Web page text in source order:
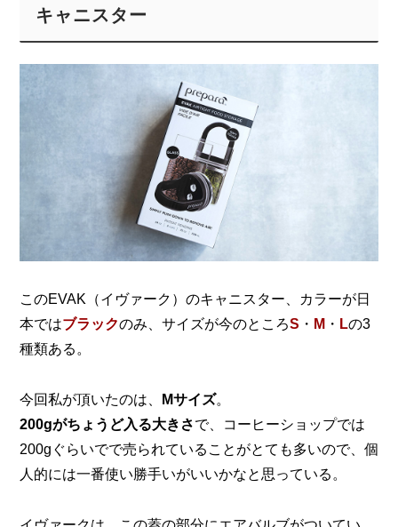
キャニスター
このEVAK（イヴァーク）のキャニスター、カラーが日
本ではブラックのみ、 サイズが今のところS ・ M ・ Lの3
種類ある。
今回私が頂いたのは、 Mサイズ。
200gがちょうど入る大きさで、コーヒーショップでは
200gぐらいでで売られていることがとても多いので、 個
人的には一番使い勝手いがいいかなと思っている。